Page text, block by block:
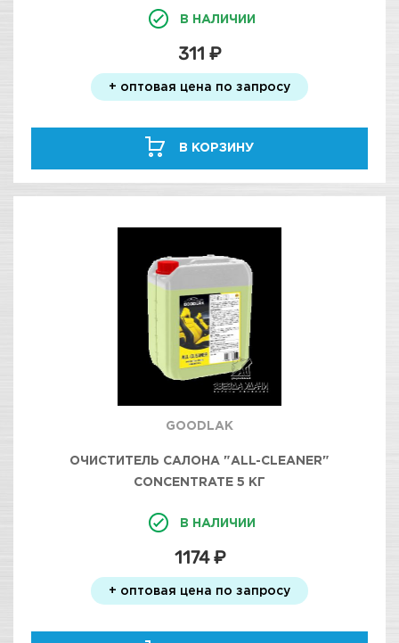
В НАЛИЧИИ
311 ₽
+ оптовая цена по запросу
В КОРЗИНУ
GOODLAK
ОЧИСТИТЕЛЬ САЛОНА "ALL-CLEANER"
CONCENTRATE 5 КГ
В НАЛИЧИИ
1174 ₽
+ оптовая цена по запросу